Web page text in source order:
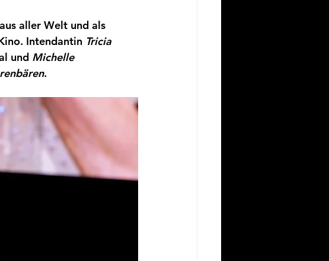
aller Welt und als
Intendantin Tricia
und Michelle
.